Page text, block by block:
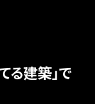
る建築」で